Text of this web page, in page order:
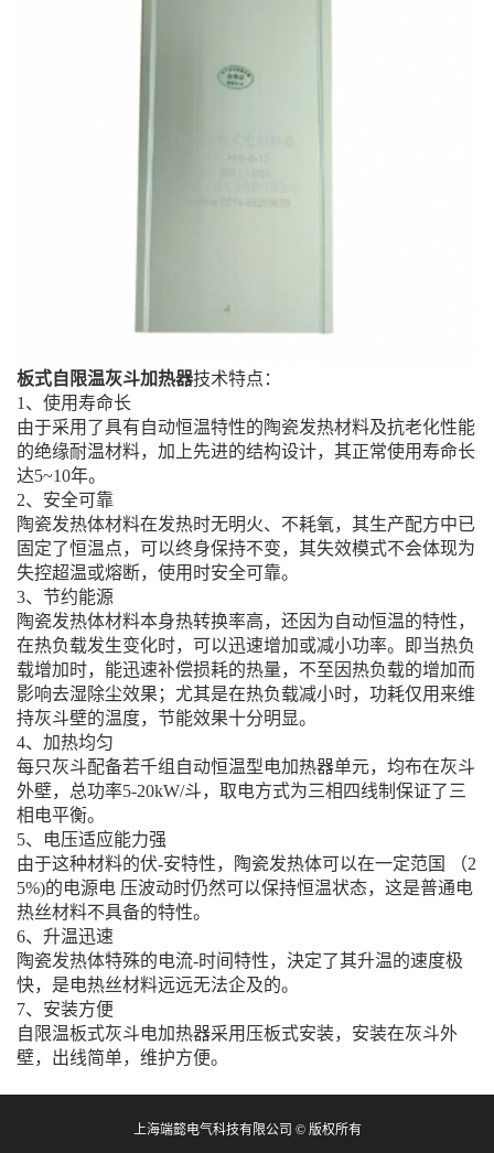
板式自限温灰斗加热器技术特点：
1、使用寿命长
由于采用了具有自动恒温特性的陶瓷发热材料及抗老化性能
的绝缘耐温材料，加上先进的结构设计，其正常使用寿命长
达5~10年。
2、安全可靠
陶瓷发热体材料在发热时无明火、不耗氧，其生产配方中已
固定了恒温点，可以终身保持不变，其失效模式不会体现为
失控超温或熔断，使用时安全可靠。
3、节约能源
陶瓷发热体材料本身热转换率高，还因为自动恒温的特性，
在热负载发生变化时，可以迅速增加或减小功率。即当热负
载增加时，能迅速补偿损耗的热量，不至因热负载的增加而
影响去湿除尘效果；尤其是在热负载减小时，功耗仅用来维
持灰斗壁的温度，节能效果十分明显。
4、加热均匀
每只灰斗配备若千组自动恒温型电加热器单元，均布在灰斗
外壁，总功率5-20kW/斗，取电方式为三相四线制保证了三
相电平衡。
5、电压适应能力强
由于这种材料的伏-安特性，陶瓷发热体可以在一定范国 （2
5%)的电源电 压波动时仍然可以保持恒温状态，这是普通电
热丝材料不具备的特性。
6、升温迅速
陶瓷发热体特殊的电流-时间特性，決定了其升温的速度极
快，是电热丝材料远远无法企及的。
7、安装方便
自限温板式灰斗电加热器采用压板式安装，安装在灰斗外
壁，出线简单，维护方便。
上海端懿电气科技有限公司 © 版权所有